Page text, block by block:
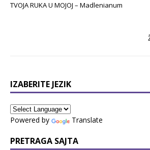
TVOJA RUKA U MOJOJ – Madlenianum
IZABERITE JEZIK
Powered by Translate
PRETRAGA SAJTA